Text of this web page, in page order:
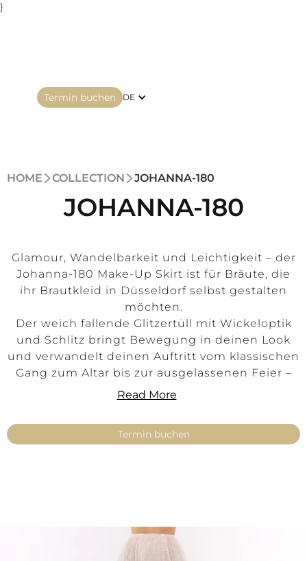
}
Termin buchen DE
HOME COLLECTION JOHANNA‑180
JOHANNA‑180
Glamour, Wandelbarkeit und Leichtigkeit – der
Johanna‑180 Make‑Up Skirt ist für Bräute, die
ihr Brautkleid in Düsseldorf selbst gestalten
möchten.
Der weich fallende Glitzertüll mit Wickeloptik
und Schlitz bringt Bewegung in deinen Look
und verwandelt deinen Auftritt vom klassischen
Gang zum Altar bis zur ausgelassenen Feier –
ganz ohne Outfitwechsel.
schlichten Basic Skirt, als Eyecatcher zum
Abend oder als wandelbares Zweiteiler-
Mittelpunkt.
Highlights:
Read More
Termin buchen